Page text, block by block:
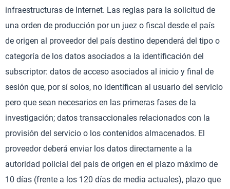
infraestructuras de Internet. Las reglas para la solicitud de
una orden de producción por un juez o fiscal desde el país
de origen al proveedor del país destino dependerá del tipo o
categoría de los datos asociados a la identificación del
subscriptor: datos de acceso asociados al inicio y final de
sesión que, por sí solos, no identifican al usuario del servicio
pero que sean necesarios en las primeras fases de la
investigación; datos transaccionales relacionados con la
provisión del servicio o los contenidos almacenados. El
proveedor deberá enviar los datos directamente a la
autoridad policial del país de origen en el plazo máximo de
10 días (frente a los 120 días de media actuales), plazo que